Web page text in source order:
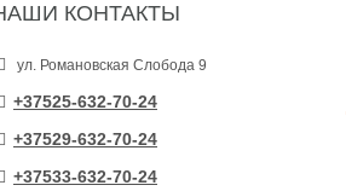
КОНТАКТЫ
ул. Романовская Слобода 9
+37525-632-70-24
+37529-632-70-24
+37533-632-70-24